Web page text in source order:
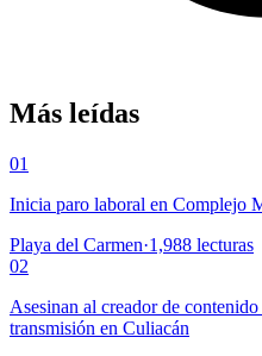
Más leídas
01
Inicia paro laboral en Complejo
Playa del Carmen·1,988 lecturas
02
Asesinan al creador de
transmisión en Culiacán